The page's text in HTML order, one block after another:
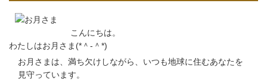
こんにちは。
わたしはお月さま(*＾-＾*)
お月さまは、満ち欠けしながら、いつも地球に住むあなたを
見守っています。